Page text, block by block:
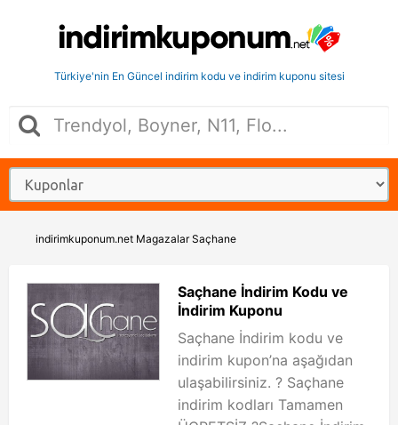
Türkiye'nin En Güncel indirim kodu ve indirim kuponu sitesi
indirimkuponum.net Magazalar Saçhane
Saçhane İndirim Kodu ve
İndirim Kuponu
Saçhane İndirim kodu ve
indirim kupon’na aşağıdan
ulaşabilirsiniz. ? Saçhane
indirim kodları Tamamen